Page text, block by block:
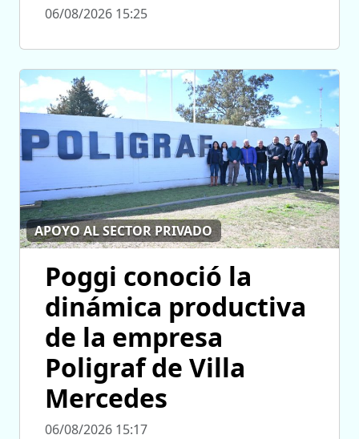
06/08/2026 15:25
APOYO AL SECTOR PRIVADO
Poggi conoció la
dinámica productiva
de la empresa
Poligraf de Villa
Mercedes
06/08/2026 15:17